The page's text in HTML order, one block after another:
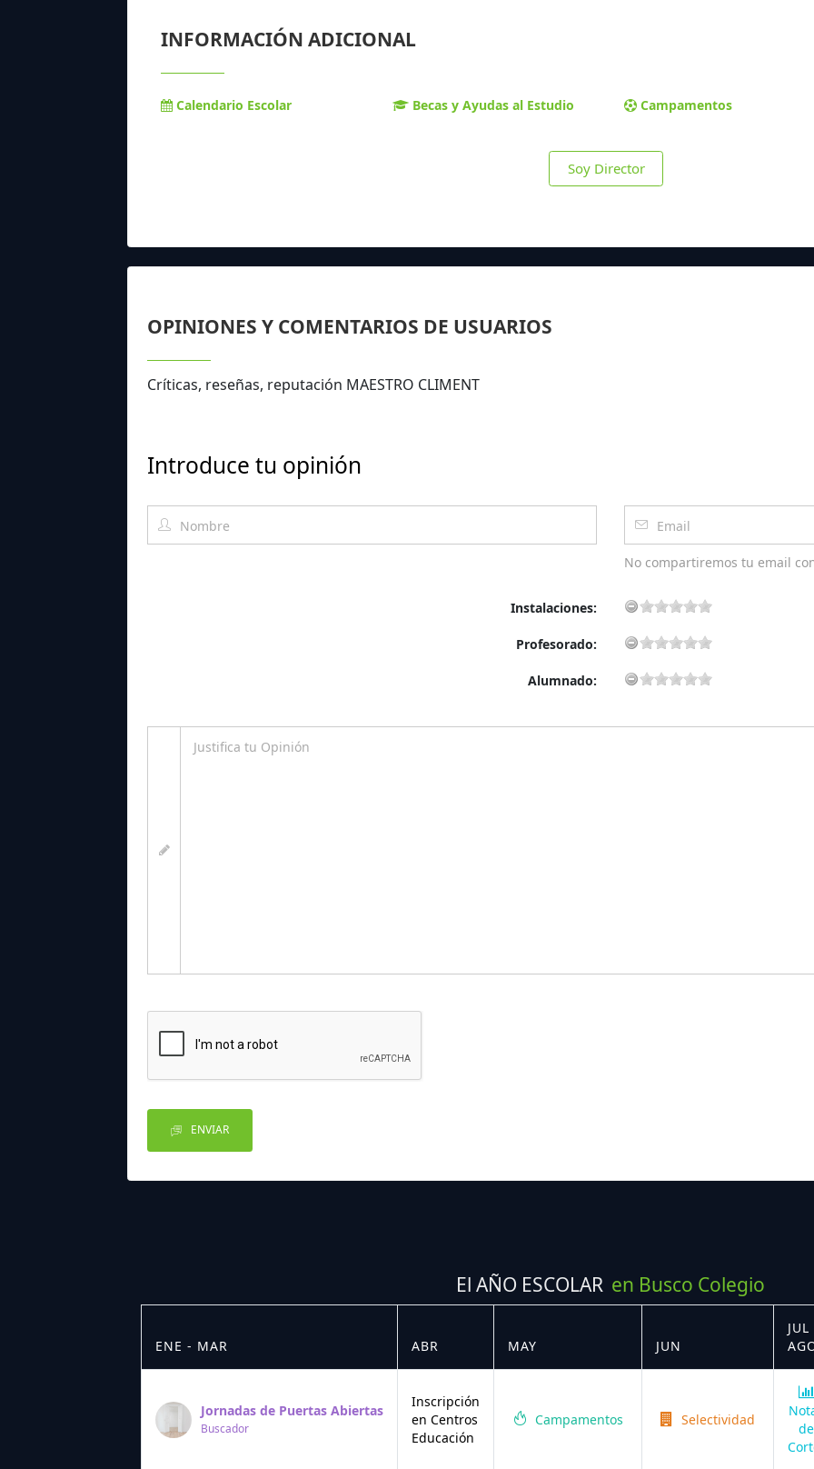
INFORMACIÓN ADICIONAL
Calendario Escolar Becas y Ayudas al Estudio Campamentos
Soy Director
OPINIONES Y COMENTARIOS DE USUARIOS
Críticas, reseñas, reputación MAESTRO CLIMENT
Introduce tu opinión
No compartiremos tu email
Instalaciones:
Profesorado:
Alumnado:
ENVIAR
El AÑO ESCOLAR en Busco Colegio
ENE - MAR ABR MAY JUN
JUL
Jornadas de Puertas Abiertas
Buscador
Inscripción
en Centros
Educación
Campamentos Selectividad
de